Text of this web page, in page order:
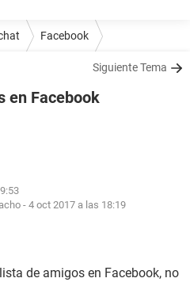
Facebook
Siguiente Tema
en Facebook
- 4 oct 2017 a las 18:19
de amigos en Facebook, no